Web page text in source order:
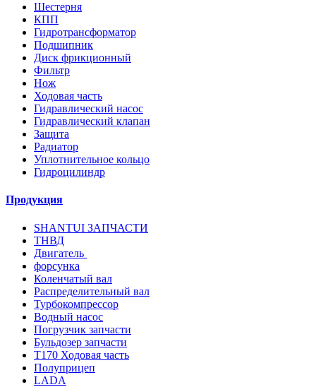
Шестерня
КПП
Гидротрансформатор
Подшипник
Диск фрикционный
Фильтр
Нож
Ходовая часть
Гидравлический насос
Гидравлический клапан
Защита
Радиатор
Уплотнительное кольцо
Гидроцилиндр
Продукция
SHANTUI ЗАПЧАСТИ
ТНВД
Двигатель
форсунка
Коленчатый вал
Распределительный вал
Турбокомпрессор
Водный насос
Погрузчик запчасти
Бульдозер запчасти
T170 Ходовая часть
Полуприцеп
LADA